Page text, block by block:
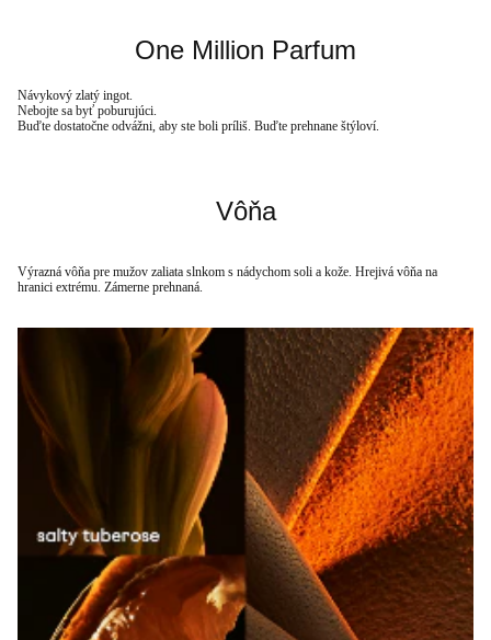
One Million Parfum
Návykový zlatý ingot.
Nebojte sa byť poburujúci.
Buďte dostatočne odvážni, aby ste boli príliš. Buďte prehnane štýloví.
Vôňa
Výrazná vôňa pre mužov zaliata slnkom s nádychom soli a kože. Hrejivá vôňa na
hranici extrému. Zámerne prehnaná.